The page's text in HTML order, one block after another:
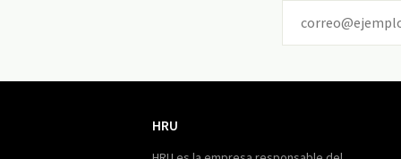
HRU